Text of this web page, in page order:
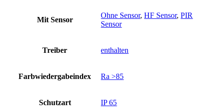
Mit Sensor
Ohne Sensor,HF Sensor,PIR
Sensor
Treiber enthalten
Farbwiedergabeindex Ra >85
Schutzart IP 65